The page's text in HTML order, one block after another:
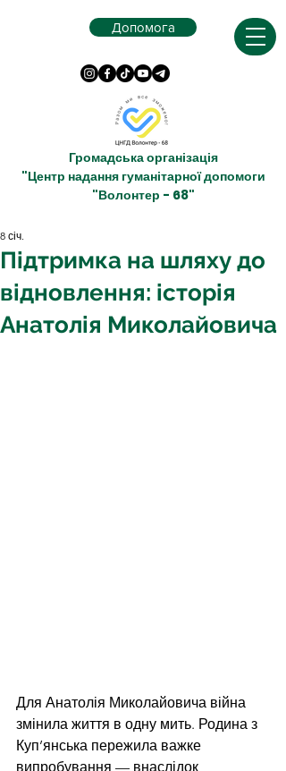
Допомога
Громадська організація
"Центр надання гуманітарної допомоги
"Волонтер - 68"
Підтримка на шляху до
відновлення: історія
Анатолія Миколайовича
8 січ.
Для Анатолія Миколайовича війна
змінила життя в одну мить. Родина з
Куп’янська пережила важке
випробування — внаслідок